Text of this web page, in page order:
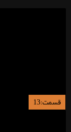
قسمت:13